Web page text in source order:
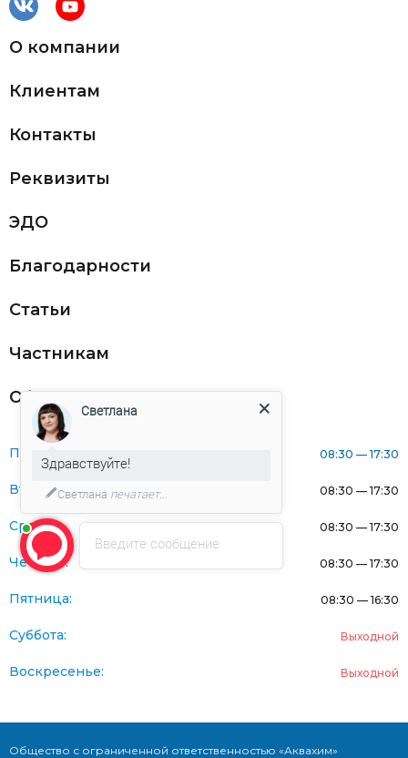
О компании
Клиентам
Контакты
Реквизиты
ЭДО
Благодарности
Статьи
Частникам
Оферта
Понедельник: 08:30 — 17:30
Вторник: 08:30 — 17:30
Среда: 08:30 — 17:30
Четверг: 08:30 — 17:30
Пятница: 08:30 — 16:30
Суббота: Выходной
Воскресенье: Выходной
Общество с ограниченной ответственностью «Аквахим»
Введите сообщение
Светлана
Здравствуйте!
Светлана печатает...